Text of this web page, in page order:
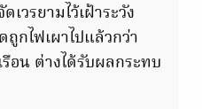
วรยามไว้เฝ้าระวัง
กไฟเผาไปแล้วกว่า
อน ต่างได้รับผลกระทบ